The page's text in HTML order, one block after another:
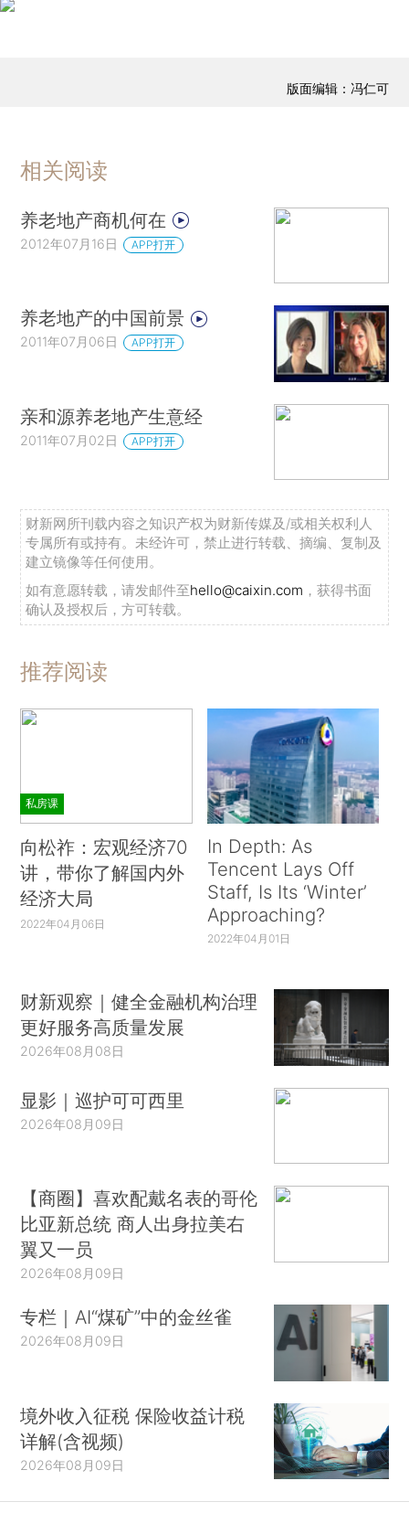
版面编辑：冯仁可
相关阅读
养老地产商机何在
2012年07月16日 APP打开
养老地产的中国前景
2011年07月06日 APP打开
亲和源养老地产生意经
2011年07月02日 APP打开
财新网所刊载内容之知识产权为财新传媒及/或相关权利人
专属所有或持有。未经许可，禁止进行转载、摘编、复制及
建立镜像等任何使用。
如有意愿转载，请发邮件至hello@caixin.com ，获得书面
确认及授权后，方可转载。
推荐阅读
私房课
向松祚：宏观经济70
讲，带你了解国内外
经济大局
2022年04月06日
In Depth: As
Tencent Lays Off
Staff, Is Its ‘Winter’
Approaching?
2022年04月01日
财新观察｜健全金融机构治理
更好服务高质量发展
2026年08月08日
显影｜巡护可可西里
2026年08月09日
【商圈】喜欢配戴名表的哥伦
比亚新总统 商人出身拉美右
翼又一员
2026年08月09日
专栏｜AI“煤矿”中的金丝雀
2026年08月09日
境外收入征税 保险收益计税
详解(含视频)
2026年08月09日